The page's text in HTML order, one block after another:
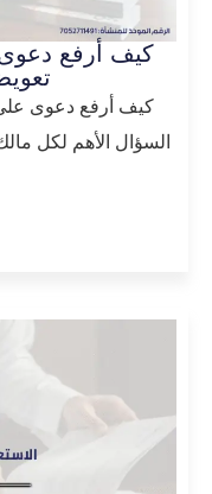
كيف أرفع
تعويض
كيف أرفع دعوى
السؤال الأهم لكل